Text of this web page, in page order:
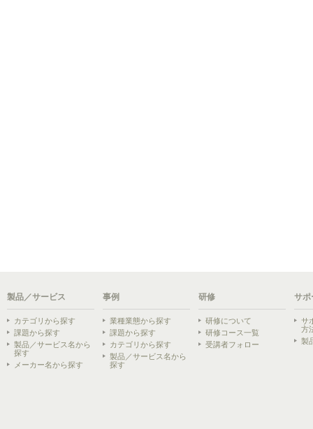
製品／サービス
カテゴリから探す
課題から探す
製品／サービス名から
探す
メーカー名から探す
事例
業種業態から探す
課題から探す
カテゴリから探す
製品／サービス名から
探す
研修
研修について
研修コース一覧
受講者フォロー
サポ
サ
方
製